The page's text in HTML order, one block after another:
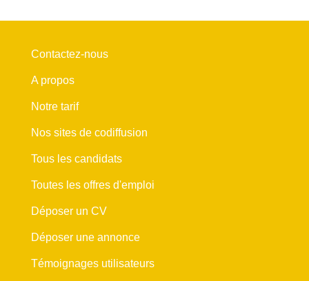
Contactez-nous
A propos
Notre tarif
Nos sites de codiffusion
Tous les candidats
Toutes les offres d'emploi
Déposer un CV
Déposer une annonce
Témoignages utilisateurs